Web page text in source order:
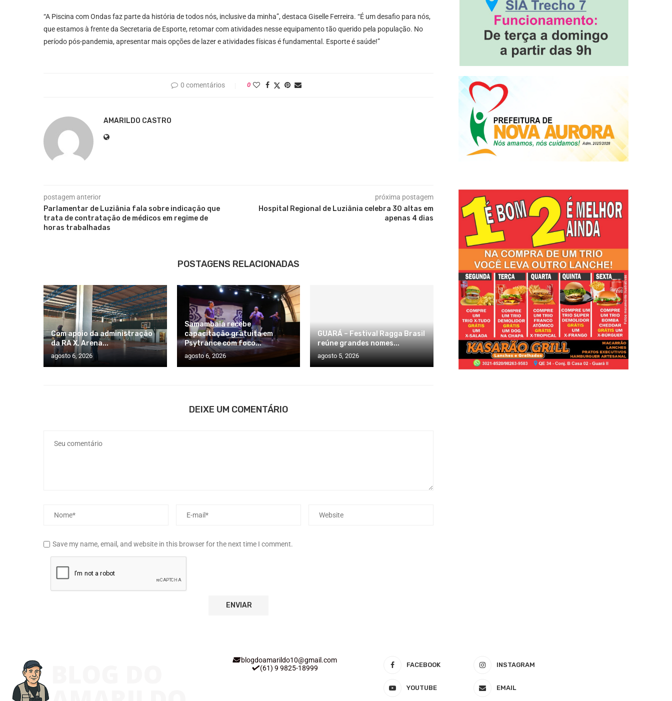
“A Piscina com Ondas faz parte da história de todos nós, inclusive da minha”, destaca Giselle Ferreira. “É um desafio para nós,
que estamos à frente da Secretaria de Esporte, retomar com atividades nesse equipamento tão querido pela população. No
período pós-pandemia, apresentar mais opções de lazer e atividades físicas é fundamental. Esporte é saúde!”
0 comentários 0
AMARILDO CASTRO
postagem anterior
Parlamentar de Luziânia fala sobre indicação que
trata de contratação de médicos em regime de
horas trabalhadas
próxima postagem
Hospital Regional de Luziânia celebra 30 altas em
apenas 4 dias
POSTAGENS RELACIONADAS
Com apoio da administração
da RA X, Arena...
agosto 6, 2026
Samambaia recebe
capacitação gratuita em
Psytrance com foco...
agosto 6, 2026
GUARÁ – Festival Ragga Brasil
reúne grandes nomes...
agosto 5, 2026
DEIXE UM COMENTÁRIO
Save my name, email, and website in this browser for the next time I comment.
blogdoamarildo10@gmail.com
(61) 9 9825-18999
FACEBOOK INSTAGRAM
YOUTUBE EMAIL